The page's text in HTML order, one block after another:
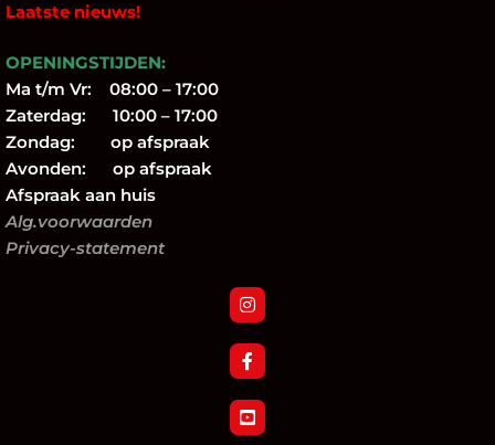
Laatste nieuws!
OPENINGSTIJDEN:
Ma t/m Vr: 08:00 – 17:00
Zaterdag: 10:00 – 17:00
Zondag: op afspraak
Avonden: op afspraak
Afspraak aan huis
Alg.voorwaarden
Privacy-statement